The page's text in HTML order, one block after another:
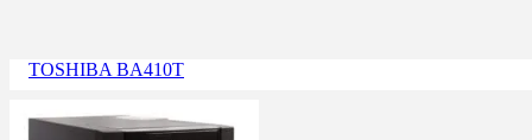
TOSHIBA BA410T